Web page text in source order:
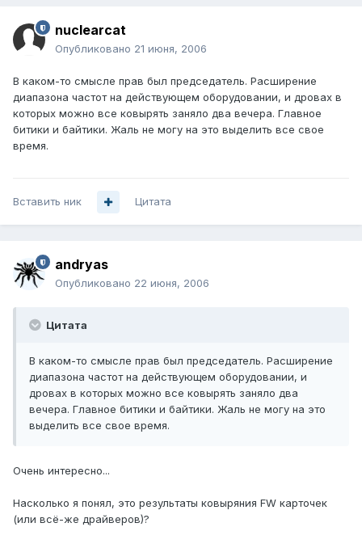
nuclearcat
Опубликовано 21 июня, 2006
В каком-то смысле прав был председатель. Расширение
диапазона частот на действующем оборудовании, и дровах в
которых можно все ковырять заняло два вечера. Главное
битики и байтики. Жаль не могу на это выделить все свое
время.
Вставить ник Цитата
andryas
Опубликовано 22 июня, 2006
Цитата
В каком-то смысле прав был председатель. Расширение
диапазона частот на действующем оборудовании, и
дровах в которых можно все ковырять заняло два
вечера. Главное битики и байтики. Жаль не могу на это
выделить все свое время.
Очень интересно...
Насколько я понял, это результаты ковыряния FW карточек
(или всё-же драйверов)?